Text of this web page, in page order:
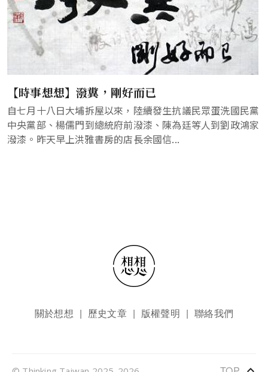
【時事想想】潑糞，剛好而已
自七月十八日大埔拆屋以來，陸續發生抗議民眾蛋洗國民黨
中央黨部、楊儒門到總統府前潑漆、陳為廷等人到劉政鴻家
潑漆。昨天早上洪雅書房的店長余國信...
頁尾選單關於想想 歷史文章 版權聲明 聯絡我們